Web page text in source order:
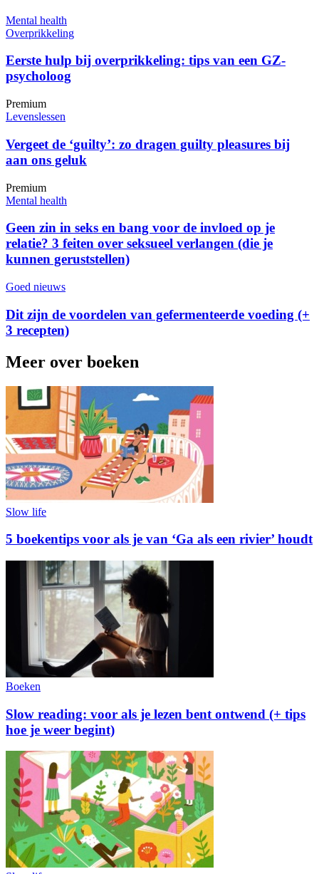
Mental health
Overprikkeling
Eerste hulp bij overprikkeling: tips van een GZ-
psycholoog
Premium
Levenslessen
Vergeet de ‘guilty’: zo dragen guilty pleasures bij
aan ons geluk
Premium
Mental health
Geen zin in seks en bang voor de invloed op je
relatie? 3 feiten over seksueel verlangen (die je
kunnen geruststellen)
Goed nieuws
Dit zijn de voordelen van gefermenteerde voeding (+
3 recepten)
Meer over boeken
Slow life
5 boekentips voor als je van ‘Ga als een rivier’ houdt
Boeken
Slow reading: voor als je lezen bent ontwend (+ tips
hoe je weer begint)